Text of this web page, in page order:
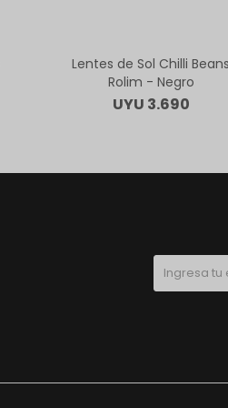
Lentes de Sol Chilli Beans
Rolim - Negro
UYU 3.690